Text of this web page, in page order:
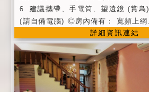
6. 建議攜帶、手電筒、望遠鏡 (賞
(請自備電腦) ◎房內備有： 寬頻上網
洗用具(配合環保 署綠行動傳唱計
具)、吹風機、飲水機 ◎貼心服務
餐 2. 附設停車場地 3. 提供自行車
路 4. 提供旅遊資訊服務 5. 可使
建議攜帶、手電筒、望遠鏡 (賞鳥)
詳細資訊連結